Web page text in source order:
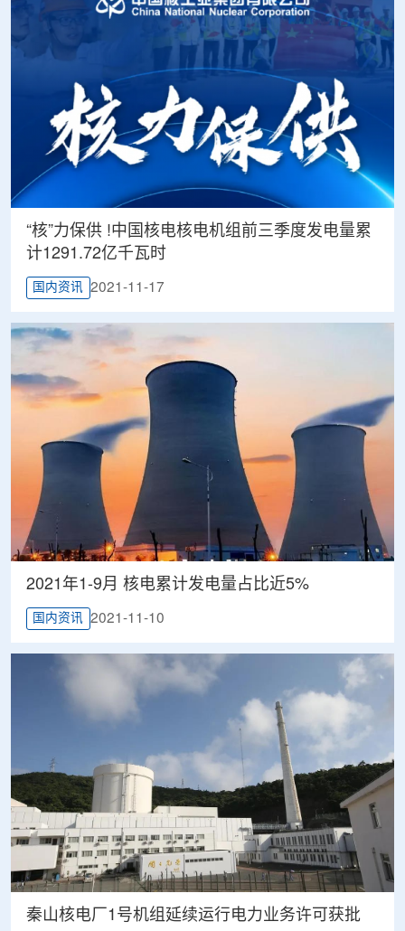
“核”力保供 !中国核电核电机组前三季度发电量累
计1291.72亿千瓦时
国内资讯 2021-11-17
2021年1-9月 核电累计发电量占比近5%
国内资讯 2021-11-10
​秦山核电厂1号机组延续运行电力业务许可获批